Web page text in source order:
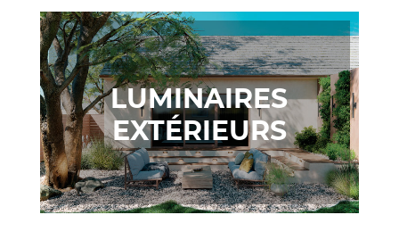
LUMINAIRES
EXTÉRIEURS